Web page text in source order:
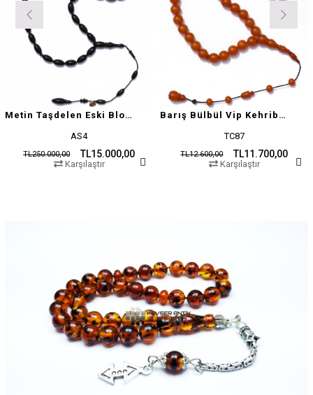
Metin Taşdelen Eski Blok Sıkma
AS4
TL15.000,00
TL250.000,00
Karşılaştır
Barış Bülbül Vip Kehribar Tesbih
TC87
TL11.700,00
TL12.600,00
Karşılaştır